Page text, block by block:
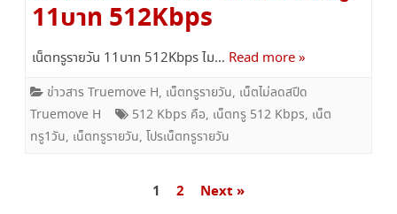
11บาท 512Kbps
เน็ตทรูรายวัน 11บาท 512Kbps ไม… Read more »
ข่าวสาร Truemove H, เน็ตทรูรายวัน, เน็ตไม่ลดสปีด
Truemove H
512 Kbps คือ, เน็ตทรู 512 Kbps, เน็ต
ทรู1วัน, เน็ตทรูรายวัน, โปรเน็ตทรูรายวัน
1 2 Next »